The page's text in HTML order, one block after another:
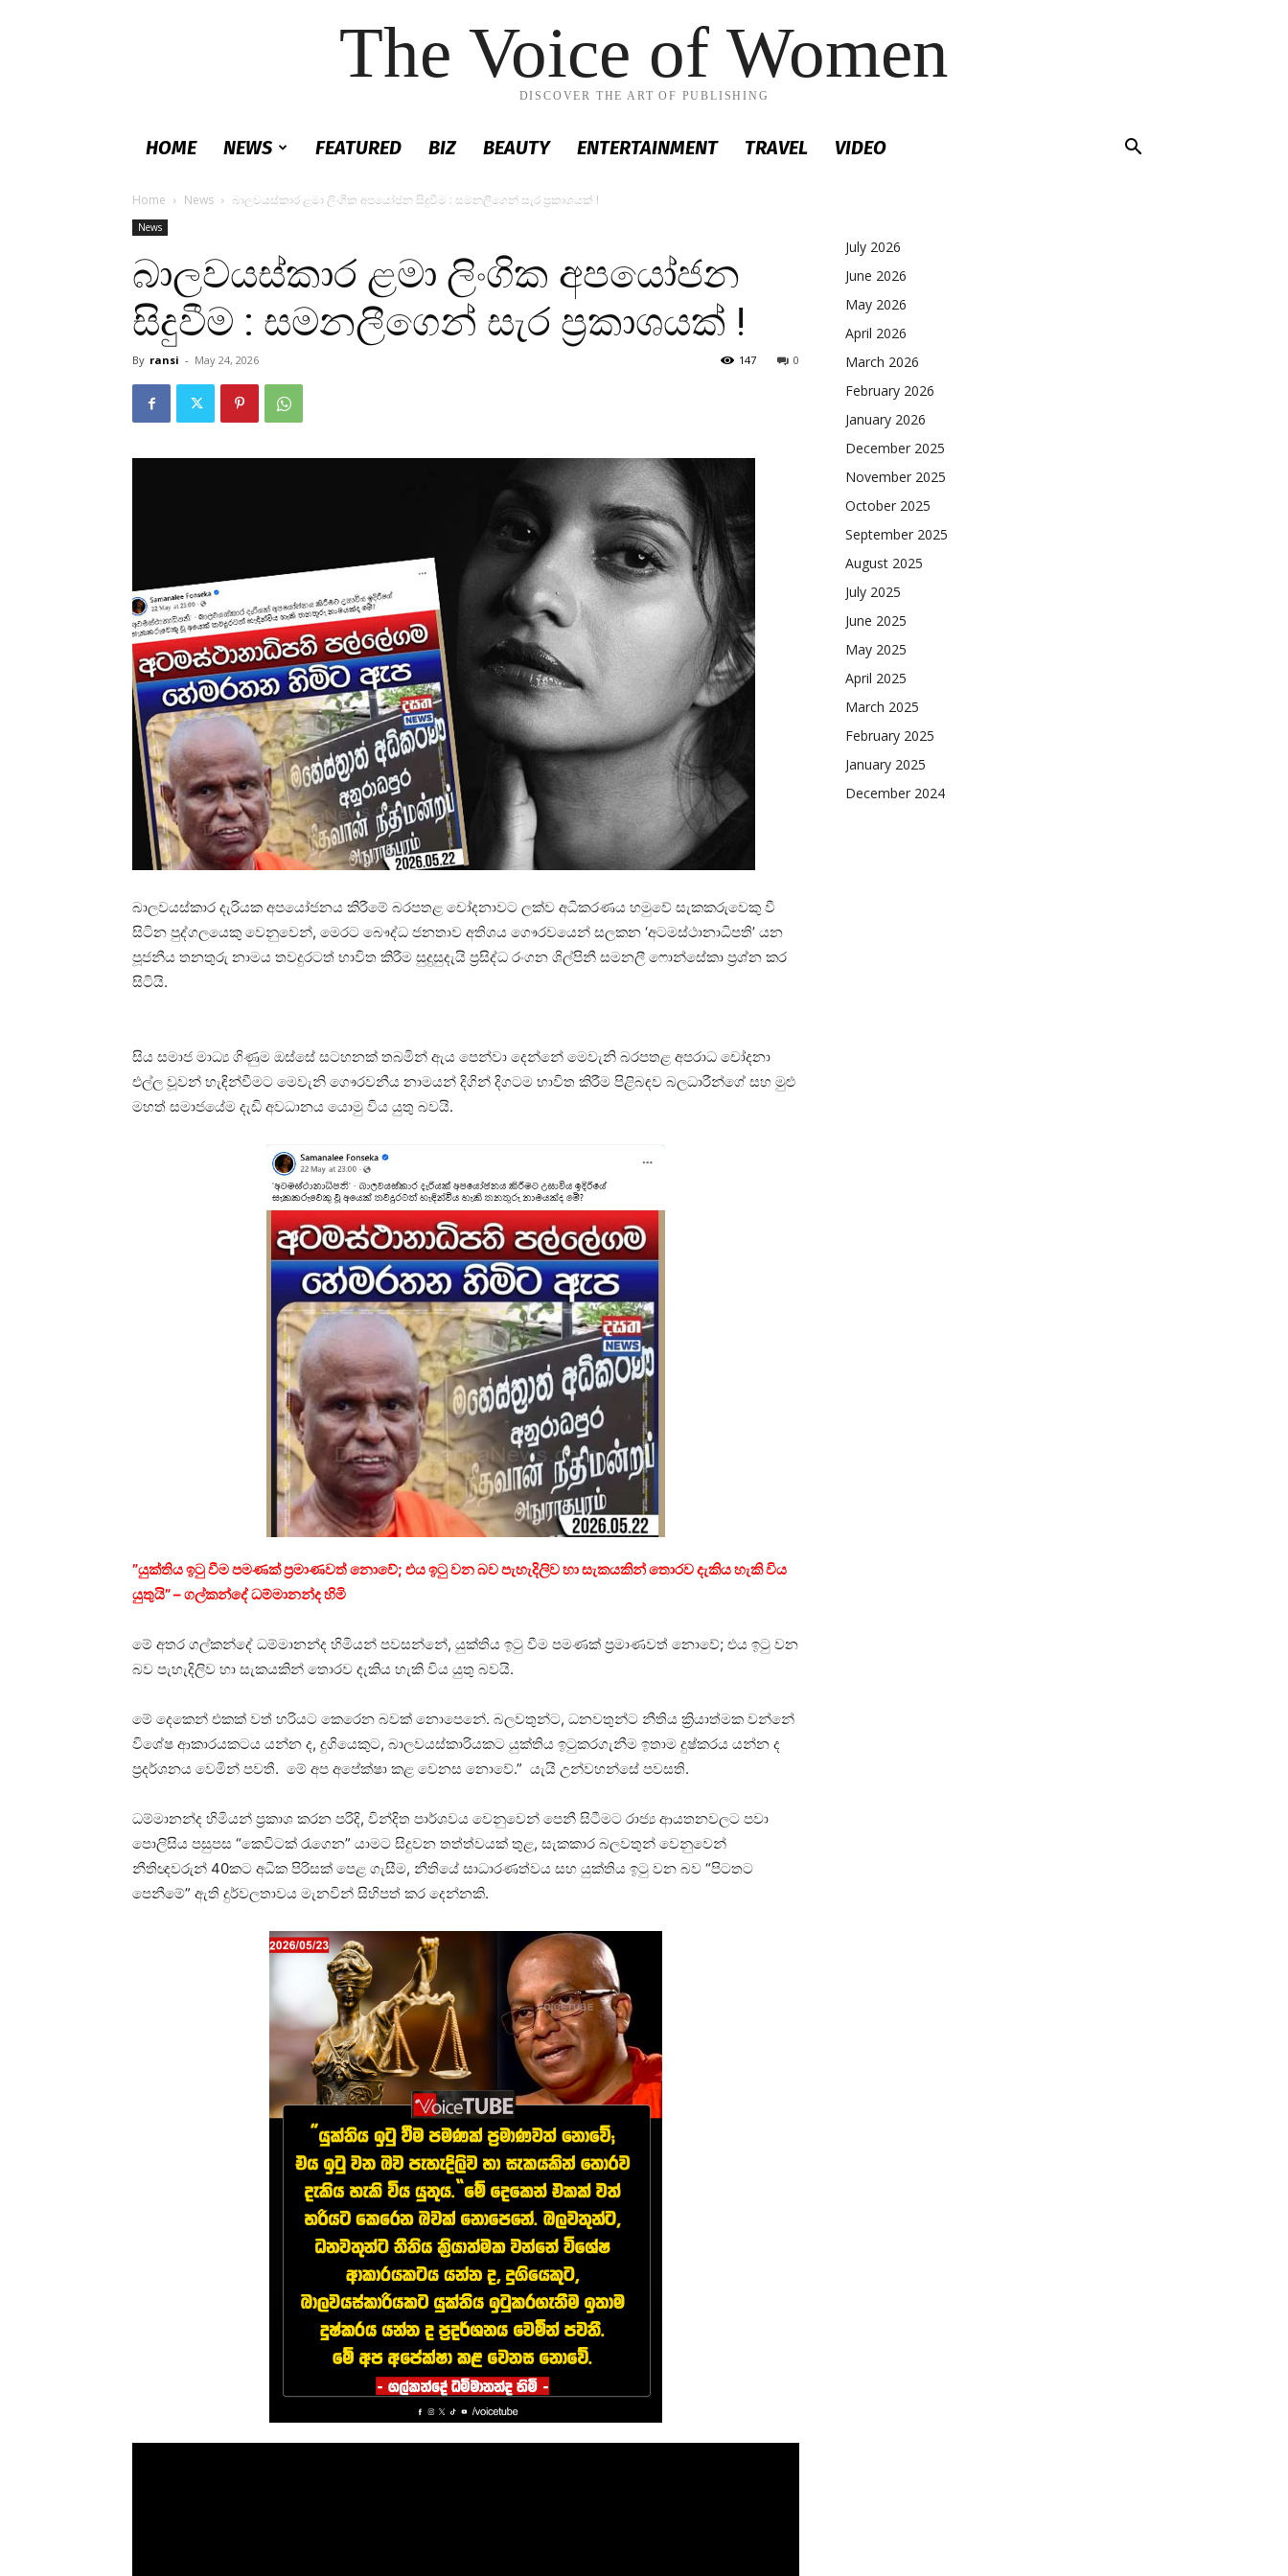
The Voice of Women
DISCOVER THE ART OF PUBLISHING
HOME NEWS FEATURED BIZ BEAUTY ENTERTAINMENT TRAVEL VIDEO
Home News බාලවයස්කාර ළමා ලිංගික අපයෝජන සිදුවීම : සමනලීගෙන් සැර ප්‍රකාශයක් !
News
බාලවයස්කාර ළමා ලිංගික අපයෝජන
සිදුවීම : සමනලීගෙන් සැර ප්‍රකාශයක් !
By ransi - May 24, 2026 0
147
බාලවයස්කාර දැරියක අපයෝජනය කිරීමේ බරපතළ චෝදනාවට ලක්ව අධිකරණය හමුවේ සැකකරුවෙකු වී
සිටින පුද්ගලයෙකු වෙනුවෙන්, මෙරට බෞද්ධ ජනතාව අතිශය ගෞරවයෙන් සලකන ‘අටමස්ථානාධිපති’ යන
පූජනීය තනතුරු නාමය තවදුරටත් භාවිත කිරීම සුදුසුදැයි ප්‍රසිද්ධ රංගන ශිල්පිනී සමනලී ෆොන්සේකා ප්‍රශ්න කර
සිටියි.
සිය සමාජ මාධ්‍ය ගිණුම ඔස්සේ සටහනක් තබමින් ඇය පෙන්වා දෙන්නේ මෙවැනි බරපතළ අපරාධ චෝදනා
එල්ල වූවන් හැඳින්වීමට මෙවැනි ගෞරවනීය නාමයන් දිගින් දිගටම භාවිත කිරීම පිළිබඳව බලධාරීන්ගේ සහ මුළු
මහත් සමාජයේම දැඩි අවධානය යොමු විය යුතු බවයි.
”යුක්තිය ඉටු වීම පමණක් ප්‍රමාණවත් නොවේ; එය ඉටු වන බව පැහැදිලිව හා සැකයකින් තොරව දැකිය හැකි විය
යුතුයි” – ගල්කන්දේ ධම්මානන්ද හිමි
මේ අතර ගල්කන්දේ ධම්මානන්ද හිමියන් පවසන්නේ, යුක්තිය ඉටු වීම පමණක් ප්‍රමාණවත් නොවේ; එය ඉටු වන
බව පැහැදිලිව හා සැකයකින් තොරව දැකිය හැකි විය යුතු බවයි.
මේ දෙකෙන් එකක් වත් හරියට කෙරෙන බවක් නොපෙනේ. බලවතුන්ට, ධනවතුන්ට නීතිය ක්‍රියාත්මක වන්නේ
විශේෂ ආකාරයකටය යන්න ද, දුගියෙකුට, බාලවයස්කාරියකට යුක්තිය ඉටුකරගැනීම ඉතාම දුෂ්කරය යන්න ද
ප්‍රදර්ශනය වෙමින් පවතී. මේ අප අපේක්ෂා කළ වෙනස නොවේ.” යැයි උන්වහන්සේ පවසති.
ධම්මානන්ද හිමියන් ප්‍රකාශ කරන පරිදි, වින්දිත පාර්ශවය වෙනුවෙන් පෙනී සිටීමට රාජ්‍ය ආයතනවලට පවා
පොලිසිය පසුපස “කෙවිටක් රැගෙන” යාමට සිදුවන තත්ත්වයක් තුළ, සැකකාර බලවතුන් වෙනුවෙන්
නීතිඥවරුන් 40කට අධික පිරිසක් පෙළ ගැසීම, නීතියේ සාධාරණත්වය සහ යුක්තිය ඉටු වන බව “පිටතට
පෙනීමේ” ඇති දුර්වලතාවය මැනවින් සිහිපත් කර දෙන්නකි.
July 2026
June 2026
May 2026
April 2026
March 2026
February 2026
January 2026
December 2025
November 2025
October 2025
September 2025
August 2025
July 2025
June 2025
May 2025
April 2025
March 2025
February 2025
January 2025
December 2024